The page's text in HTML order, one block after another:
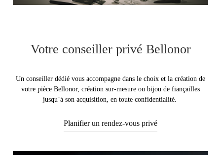
Votre conseiller privé Bellonor
Un conseiller dédié vous accompagne dans le choix et la création de
votre pièce Bellonor, création sur‑mesure ou bijou de fiançailles
jusqu’à son acquisition, en toute confidentialité.
Planifier un rendez-vous privé